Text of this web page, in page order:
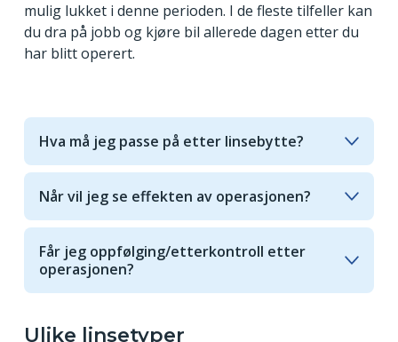
mulig lukket i denne perioden. I de fleste tilfeller kan
du dra på jobb og kjøre bil allerede dagen etter du
har blitt operert.
Hva må jeg passe på etter linsebytte?
Du må ikke kjøre bil samme dag som du har
annen måte. Vi anbefaler at du tar det med ro de
første ukene.
Etter operasjonenmådu også:
Unngå å gni deg i øynene (den første uken)
Unngå løping, sykling, ski, aktiviteter med
Når vil jeg se effekten av operasjonen?
I de fleste tilfeller vil du se nokså klart dagen
synet ditt blir bedre og bedre.
Får jeg oppfølging/etterkontroll etter
operasjonen?
Ja, hos Trondheim Øyelegesenter er vi opptatt av
til 5 vil vi kontrollere at synet ditt utvikler seg slik
Ulike linsetyper